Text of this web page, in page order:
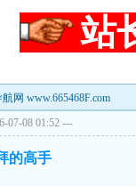
站
网 www.665468F.com
07-08 01:52 ---
的高手